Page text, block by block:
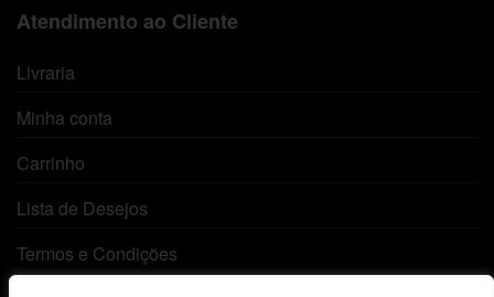
Atendimento ao Cliente
Livraria
Minha conta
Carrinho
Lista de Desejos
Termos e Condições